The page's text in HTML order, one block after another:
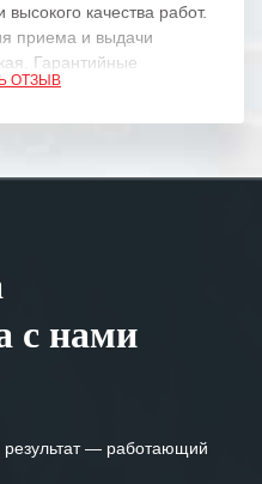
качества работ.
приема и выдачи
Гарантийные
выполняются в
отметить высокую
компании,
компаниями открытые
ОТЗЫВ
с нами
результат — работающий